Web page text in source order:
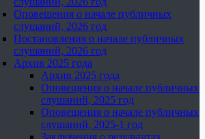
Оповещения о начале публичных
слушаний, 2026 год
Постановления о начале публичных
слушаний, 2026 год
Архив 2025 года
Архив 2025 года
Оповещения о начале публичных
слушаний, 2025 год
Оповещения о начале публичных
слушаний, 2025-1 год
Заключения о результатах